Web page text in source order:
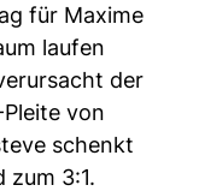
für Maxime
laufen
der
von
schenkt
zum 3:1.